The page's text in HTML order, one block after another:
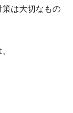
は大切なもの